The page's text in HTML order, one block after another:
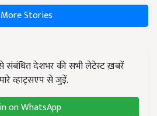
More Stories
संबंधित देशभर की सभी लेटेस्ट ख़बरें
व्हाट्सएप से जुड़ें.
on WhatsApp